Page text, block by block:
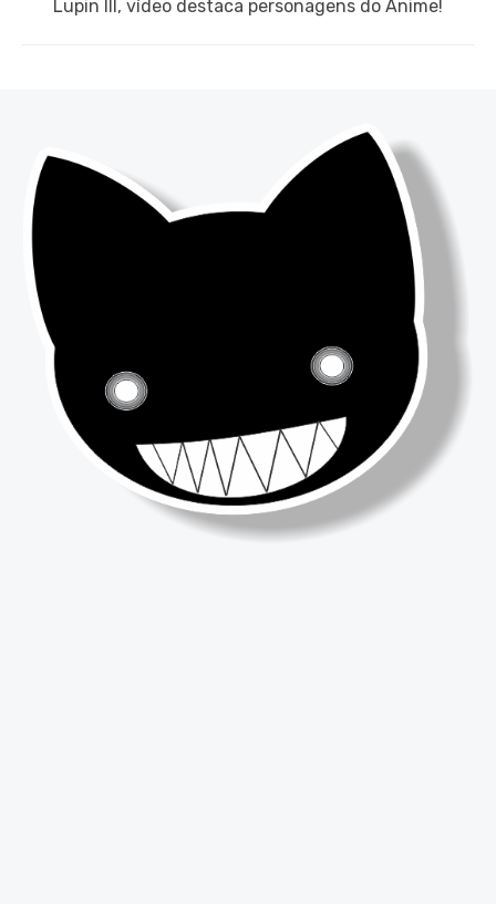
Next
Lupin III, vídeo destaca personagens do Anime!